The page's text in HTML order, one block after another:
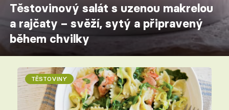
Těstovinový salát s uzenou makrelou
a rajčaty – svěží, sytý a připravený
během chvilky
TĚSTOVINY